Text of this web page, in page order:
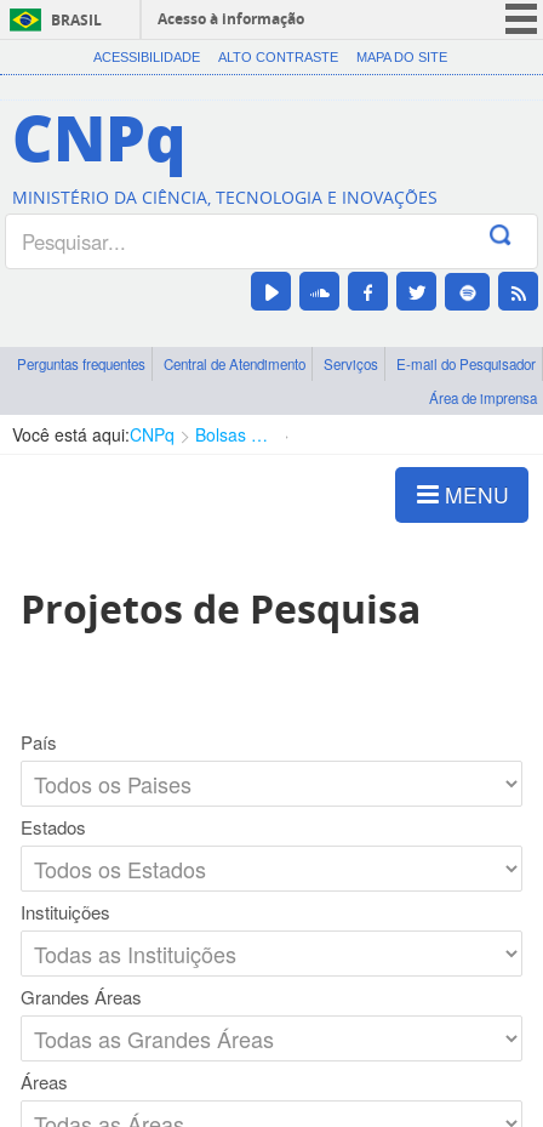
BRASIL
Acesso à informação
CORONAVÍRUS (COVID-19)
Canais
ACESSIBILIDADE ALTO CONTRASTE MAPA DO SITE
CNPq
MINISTÉRIO DA CIÊNCIA, TECNOLOGIA E INOVAÇÕES
Perguntas frequentes Central de Atendimento Serviços
E-mail do Pesquisador
Área de imprensa
Você está aqui:CNPq Bolsas e Auxílios Vigentes
MENU
Projetos de Pesquisa
País
Estados
Instituições
Grandes Áreas
Áreas